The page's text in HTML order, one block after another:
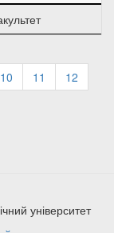
Page
10 Page
11 Page
12
університет